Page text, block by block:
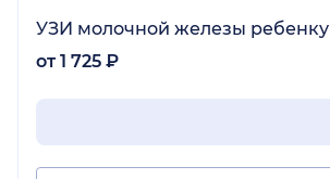
УЗИ молочной железы ребенку
от 1 725 ₽